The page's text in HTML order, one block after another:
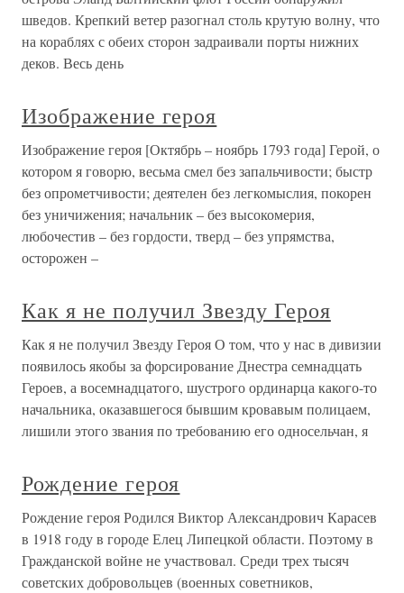
шведов. Крепкий ветер разогнал столь крутую волну, что
на кораблях с обеих сторон задраивали порты нижних
деков. Весь день
Изображение героя
Изображение героя [Октябрь – ноябрь 1793 года] Герой, о
котором я говорю, весьма смел без запальчивости; быстр
без опрометчивости; деятелен без легкомыслия, покорен
без уничижения; начальник – без высокомерия,
любочестив – без гордости, тверд – без упрямства,
осторожен –
Как я не получил Звезду Героя
Как я не получил Звезду Героя О том, что у нас в дивизии
появилось якобы за форсирование Днестра семнадцать
Героев, а восемнадцатого, шустрого ординарца какого-то
начальника, оказавшегося бывшим кровавым полицаем,
лишили этого звания по требованию его односельчан, я
Рождение героя
Рождение героя Родился Виктор Александрович Карасев
в 1918 году в городе Елец Липецкой области. Поэтому в
Гражданской войне не участвовал. Среди трех тысяч
советских добровольцев (военных советников,